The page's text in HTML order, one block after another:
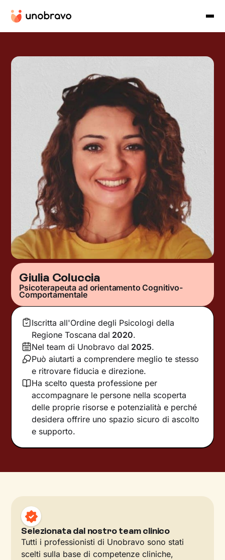
Giulia Coluccia
Psicoterapeuta ad orientamento Cognitivo-
Comportamentale
Iscritta all'Ordine degli Psicologi della
Regione Toscana dal 2020.
Nel team di Unobravo dal 2025.
Può aiutarti a comprendere meglio te stesso
e ritrovare fiducia e direzione.
Ha scelto questa professione per
accompagnare le persone nella scoperta
delle proprie risorse e potenzialità e perché
desidera offrire uno spazio sicuro di ascolto
e supporto.
Selezionata dal nostro team clinico
Tutti i professionisti di Unobravo sono stati
scelti sulla base di competenze cliniche,